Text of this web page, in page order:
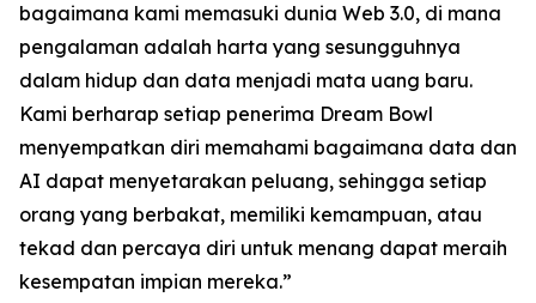
bagaimana kami memasuki dunia Web 3.0, di mana
pengalaman adalah harta yang sesungguhnya
dalam hidup dan data menjadi mata uang baru.
Kami berharap setiap penerima Dream Bowl
menyempatkan diri memahami bagaimana data dan
AI dapat menyetarakan peluang, sehingga setiap
orang yang berbakat, memiliki kemampuan, atau
tekad dan percaya diri untuk menang dapat meraih
kesempatan impian mereka.”